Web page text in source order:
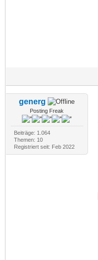
generg
Posting Freak
Beiträge: 1.064
Themen: 10
Registriert seit: Feb 2022